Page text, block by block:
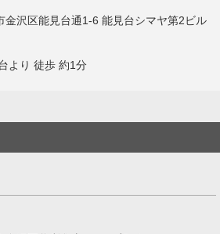
金沢区能見台通1-6 能見台シマヤ第2ビル
より 徒歩 約1分